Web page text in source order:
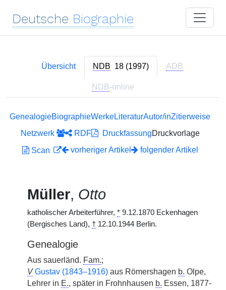
Deutsche Biographie
Übersicht NDB 18 (1997) ADB
NDB-online
GenealogieBiographieWerkeLiteraturAutor/inZitierweise
Netzwerk
RDF DruckfassungDruckvorlage
Scan
vorheriger Artikel folgender Artikel
Müller, Otto
katholischer Arbeiterführer, * 9.12.1870 Eckenhagen
(Bergisches Land), † 12.10.1944 Berlin.
Genealogie
Aus sauerländ. Fam.;
V Gustav (1843–1916) aus Römershagen b. Olpe,
Lehrer in E., später in Frohnhausen b. Essen, 1877-